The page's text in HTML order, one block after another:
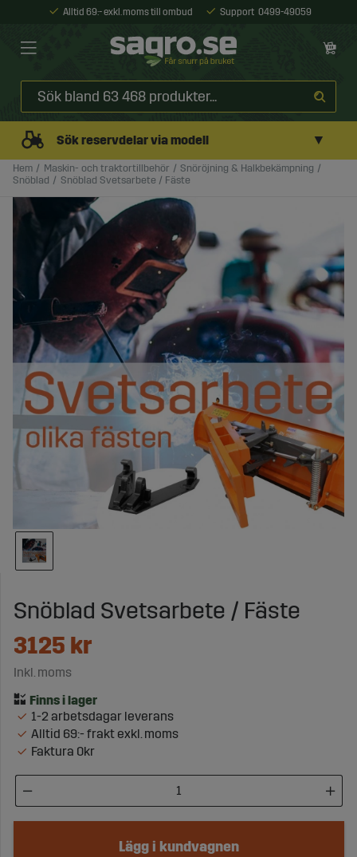
Alltid 69:- exkl. moms till ombud Support 0499-49059
Sök reservdelar via modell ▼
Hem Maskin- och traktortillbehör
Snöröjning & Halkbekämpning
Snöblad
Snöblad Svetsarbete / Fäste
Snöblad Svetsarbete / Fäste
3125 kr
Inkl. moms
1-2 arbetsdagar leverans
Alltid 69:- frakt exkl. moms
Faktura 0kr
Lägg i kundvagnen